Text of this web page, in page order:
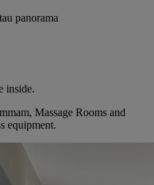
panorama
inside.
Massage Rooms and
equipment.